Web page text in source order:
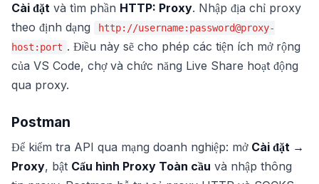
Cài đặt và tìm phần HTTP: Proxy. Nhập địa chỉ proxy
theo định dạng
http://username:password@proxy-
host:port . Điều này sẽ cho phép các tiện ích mở rộng
của VS Code, chợ và chức năng Live Share hoạt động
qua proxy.
Postman
Để kiểm tra API qua mạng doanh nghiệp: mở Cài đặt →
Proxy, bật Cấu hình Proxy Toàn cầu và nhập thông